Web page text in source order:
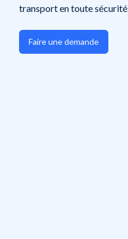
transport en toute sécurité.
Faire une demande